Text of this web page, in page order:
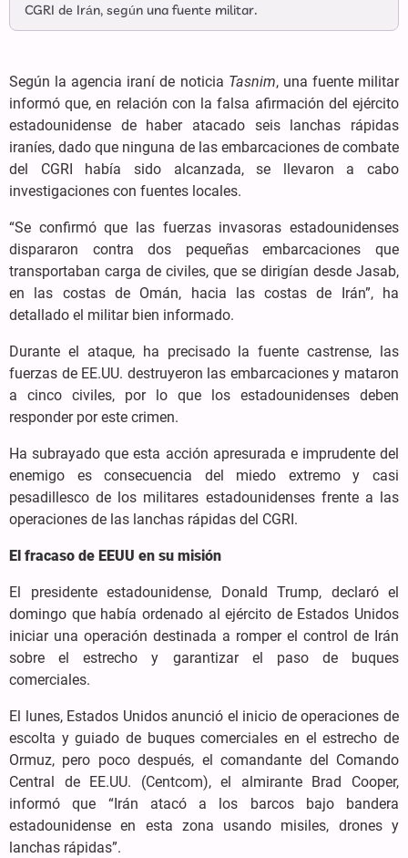
CGRI de Irán, según una fuente militar.
Según la agencia iraní de noticia Tasnim, una fuente militar
informó que, en relación con la falsa afirmación del ejército
estadounidense de haber atacado seis lanchas rápidas
iraníes, dado que ninguna de las embarcaciones de combate
del CGRI había sido alcanzada, se llevaron a cabo
investigaciones con fuentes locales.
“Se confirmó que las fuerzas invasoras estadounidenses
dispararon contra dos pequeñas embarcaciones que
transportaban carga de civiles, que se dirigían desde Jasab,
en las costas de Omán, hacia las costas de Irán”, ha
detallado el militar bien informado.
Durante el ataque, ha precisado la fuente castrense, las
fuerzas de EE.UU. destruyeron las embarcaciones y mataron
a cinco civiles, por lo que los estadounidenses deben
responder por este crimen.
Ha subrayado que esta acción apresurada e imprudente del
enemigo es consecuencia del miedo extremo y casi
pesadillesco de los militares estadounidenses frente a las
operaciones de las lanchas rápidas del CGRI.
El fracaso de EEUU en su misión
El presidente estadounidense, Donald Trump, declaró el
domingo que había ordenado al ejército de Estados Unidos
iniciar una operación destinada a romper el control de Irán
sobre el estrecho y garantizar el paso de buques
comerciales.
El lunes, Estados Unidos anunció el inicio de operaciones de
escolta y guiado de buques comerciales en el estrecho de
Ormuz, pero poco después, el comandante del Comando
Central de EE.UU. (Centcom), el almirante Brad Cooper,
informó que “Irán atacó a los barcos bajo bandera
estadounidense en esta zona usando misiles, drones y
lanchas rápidas”.